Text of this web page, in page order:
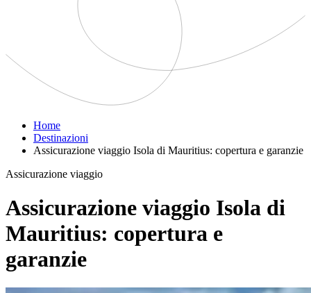
Home
Destinazioni
Assicurazione viaggio Isola di Mauritius: copertura e garanzie
Assicurazione viaggio
Assicurazione viaggio Isola di
Mauritius: copertura e
garanzie